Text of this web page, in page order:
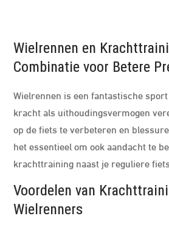
Wielrennen en
Combinatie voor Betere
Wielrennen is een fantastische
kracht als uithoudingsvermogen
op de fiets te verbeteren en
het essentieel om ook aandacht te
krachttraining naast je reguliere
Voordelen van
Wielrenners